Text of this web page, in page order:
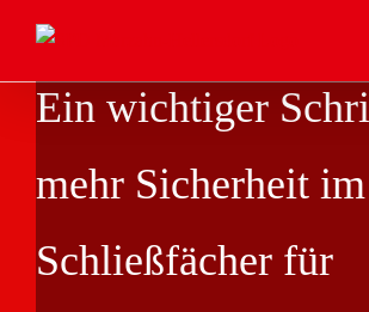
Inhalt
springen
Ein wichtiger
mehr Sicherheit
Schließfächer für